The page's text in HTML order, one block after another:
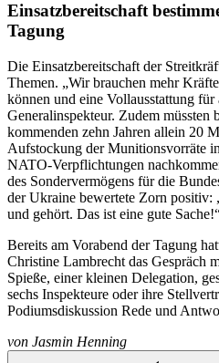
Einsatzbereitschaft
Tagung
Die Einsatzbereitschaft der
Themen. „Wir brauchen mehr
können und eine Vollausstattung für
Generalinspekteur. Zudem müssten
kommenden zehn Jahren allein 20
Aufstockung der Munitionsvorräte
NATO-Verpflichtungen
des Sondervermögens für die
der Ukraine bewertete Zorn positiv:
und gehört. Das ist eine gute
Bereits am Vorabend der Tagung
Christine Lambrecht das Gespräch
Spieße, einer kleinen Delegation,
sechs Inspekteure oder ihre
Podiumsdiskussion Rede und
von Jasmin Henning